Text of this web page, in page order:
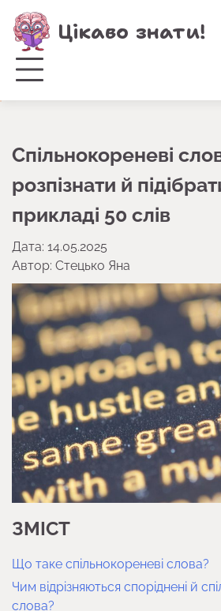
Перейти
до
вмісту
Цікаво знати!
Спільнокореневі
розпізнати й
прикладі 50 слів
Дата: 14.05.2025
Автор: Стецько Яна
ЗМІСТ
Що таке спільнокореневі слова?
Чим відрізняються споріднені й
слова?